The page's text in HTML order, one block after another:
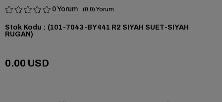
0 0.0
Stok Kodu
(101-7043-BY441 R2 SIYAH SUET-SIYAH
RUGAN)
0.00 USD